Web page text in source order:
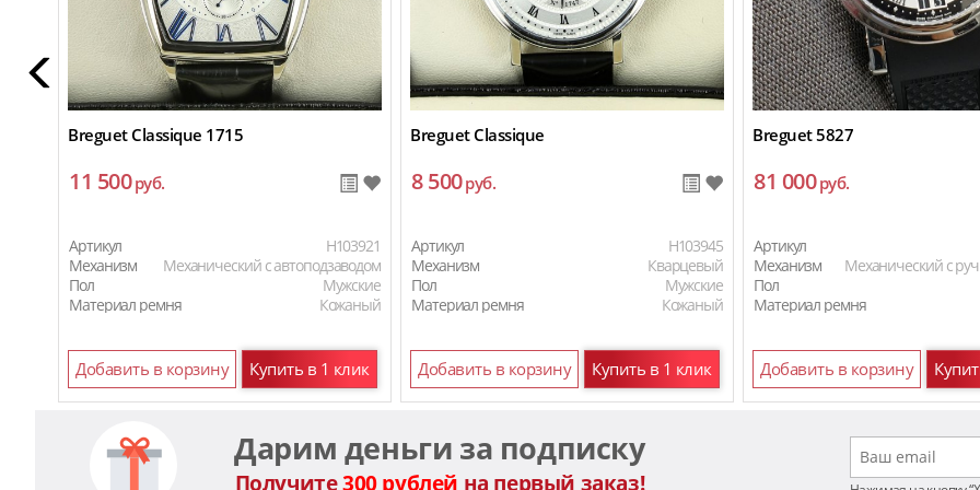
Breguet Classique 1715
11 500руб.
Артикул
H103921
Механизм
Механический с автоподзаводом
Пол
Мужские
Материал ремня
Кожаный
Добавить в корзину Купить в 1 клик
Breguet Classique
8 500руб.
Артикул
H103945
Механизм
Кварцевый
Пол
Мужские
Материал ремня
Кожаный
Добавить в корзину Купить в 1 клик
Breguet 5827
81 000руб.
Артикул
Механизм
Механический с
Пол
Материал ремня
Добавить в корзину
Дарим деньги за подписку
Получите300 рублей на первый заказ!